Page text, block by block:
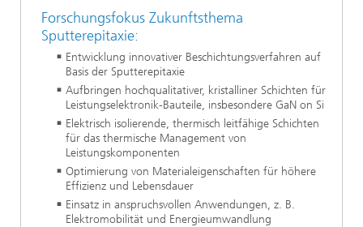
Forschungsfokus Zukunftsthema
Sputterepitaxie:
Entwicklung innovativer Beschichtungsverfahren auf
Basis der Sputterepitaxie
Aufbringen hochqualitativer, kristalliner Schichten für
Leistungselektronik-Bauteile, insbesondere GaN on Si
Elektrisch isolierende, thermisch leitfähige Schichten
für das thermische Management von
Leistungskomponenten
Optimierung von Materialeigenschaften für höhere
Effizienz und Lebensdauer
Einsatz in anspruchsvollen Anwendungen, z. B.
Elektromobilität und Energieumwandlung